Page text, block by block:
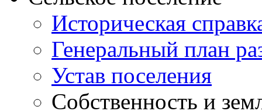
Историческая
Генеральный план
Устав поселения
Собственность и